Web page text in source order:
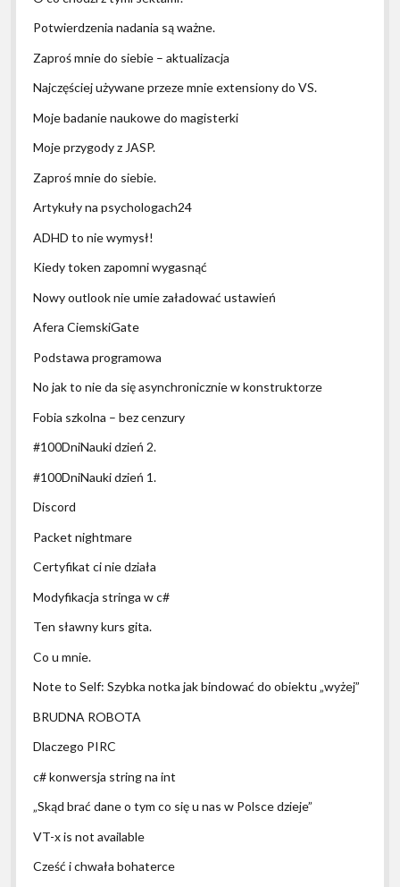
Potwierdzenia nadania są ważne.
Zaproś mnie do siebie – aktualizacja
Najczęściej używane przeze mnie extensiony do VS.
Moje badanie naukowe do magisterki
Moje przygody z JASP.
Zaproś mnie do siebie.
Artykuły na psychologach24
ADHD to nie wymysł!
Kiedy token zapomni wygasnąć
Nowy outlook nie umie załadować ustawień
Afera CiemskiGate
Podstawa programowa
No jak to nie da się asynchronicznie w konstruktorze
Fobia szkolna – bez cenzury
#100DniNauki dzień 2.
#100DniNauki dzień 1.
Discord
Packet nightmare
Certyfikat ci nie działa
Modyfikacja stringa w c#
Ten sławny kurs gita.
Co u mnie.
Note to Self: Szybka notka jak bindować do obiektu „wyżej”
BRUDNA ROBOTA
Dlaczego PIRC
c# konwersja string na int
„Skąd brać dane o tym co się u nas w Polsce dzieje”
VT-x is not available
Cześć i chwała bohaterce